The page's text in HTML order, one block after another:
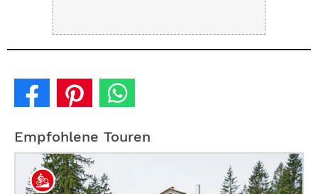
Empfohlene Touren